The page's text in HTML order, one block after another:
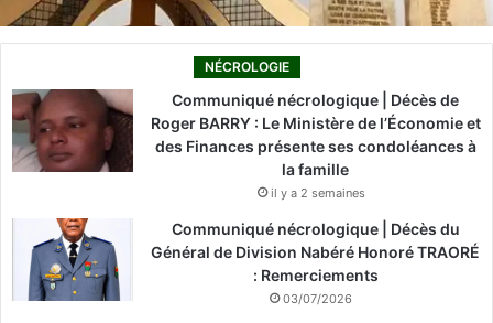
NÉCROLOGIE
Communiqué nécrologique | Décès de
Roger BARRY : Le Ministère de l’Économie et
des Finances présente ses condoléances à
la famille
il y a 2 semaines
Communiqué nécrologique | Décès du
Général de Division Nabéré Honoré TRAORÉ
: Remerciements
03/07/2026